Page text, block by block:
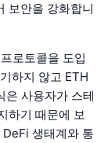
보안을 강화합니
로토콜을 도입
하지 않고 ETH
은 사용자가 스테
하기 때문에 보
생태계와 통